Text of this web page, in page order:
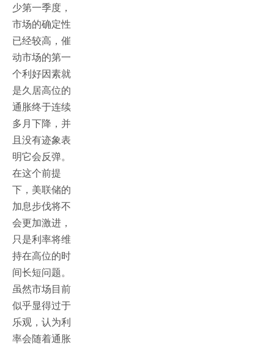
少第一季度，
市场的确定性
已经较高，催
动市场的第一
个利好因素就
是久居高位的
通胀终于连续
多月下降，并
且没有迹象表
明它会反弹。
在这个前提
下，美联储的
加息步伐将不
会更加激进，
只是利率将维
持在高位的时
间长短问题。
虽然市场目前
似乎显得过于
乐观，认为利
率会随着通胀